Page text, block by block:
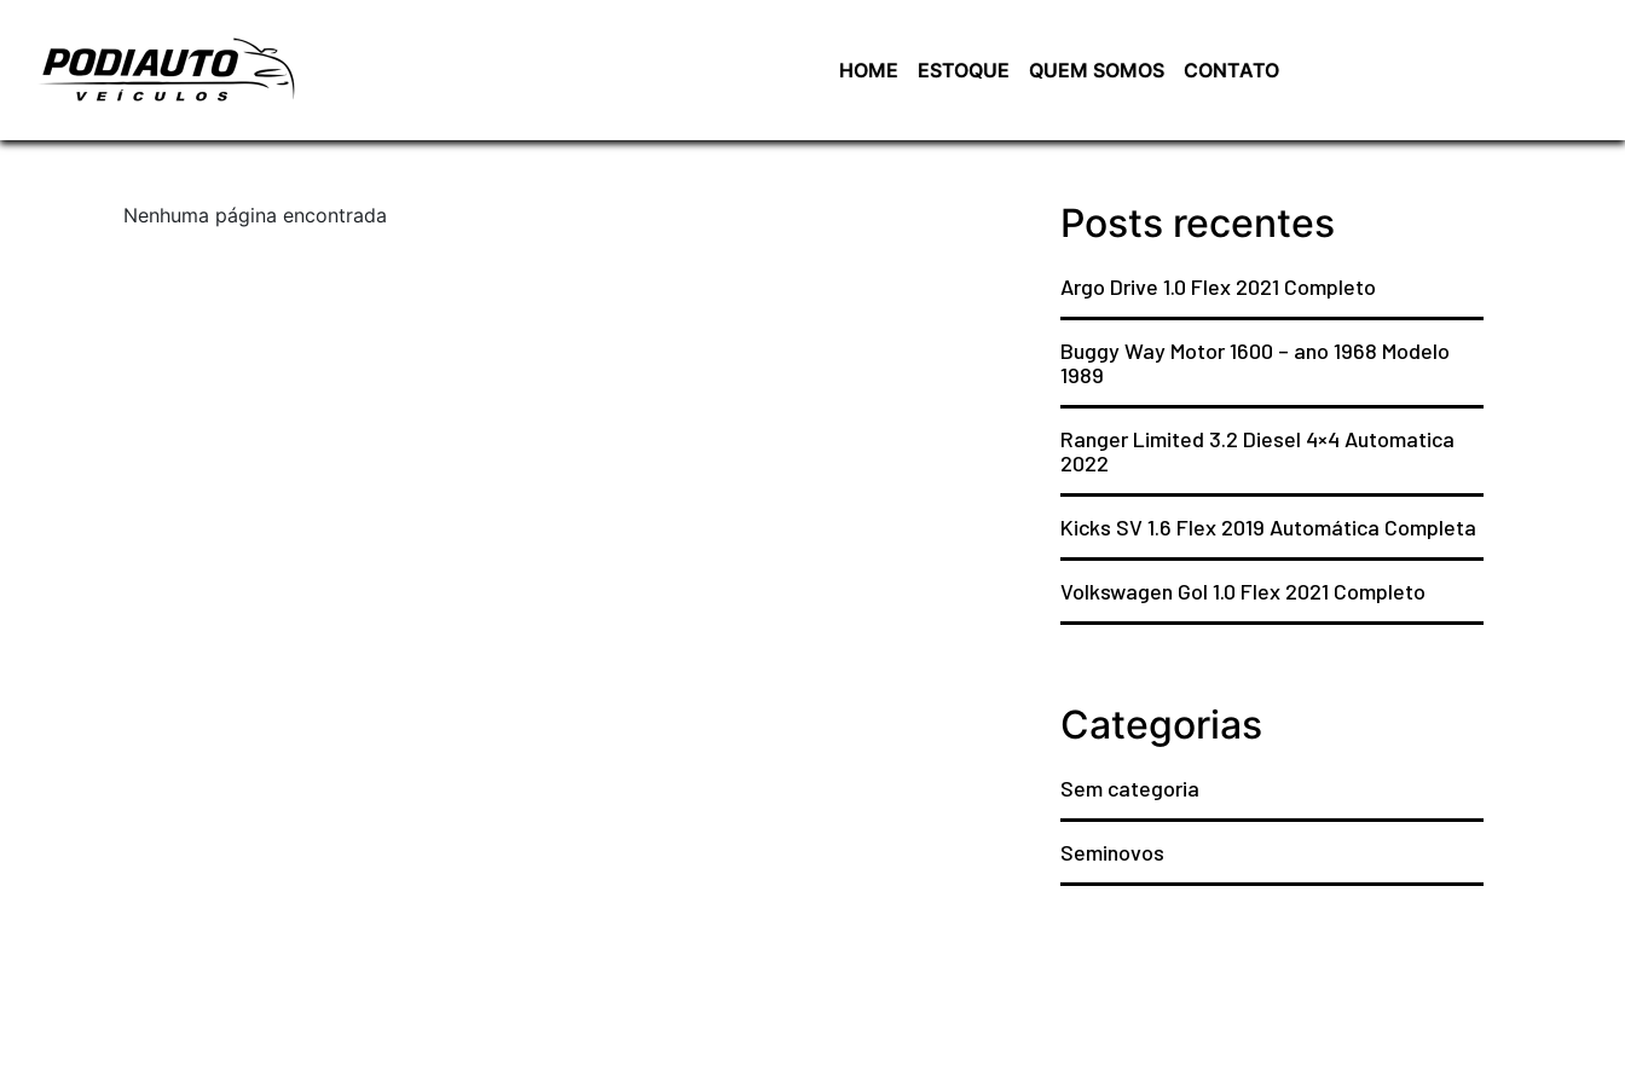
HOME ESTOQUE QUEM SOMOS CONTATO
Nenhuma página encontrada Posts recentes
Argo Drive 1.0 Flex 2021 Completo
Buggy Way Motor 1600 – ano 1968 Modelo
1989
Ranger Limited 3.2 Diesel 4×4 Automatica
2022
Kicks SV 1.6 Flex 2019 Automática Completa
Volkswagen Gol 1.0 Flex 2021 Completo
Categorias
Sem categoria
Seminovos